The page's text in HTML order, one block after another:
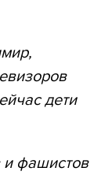
дети
и фашистов